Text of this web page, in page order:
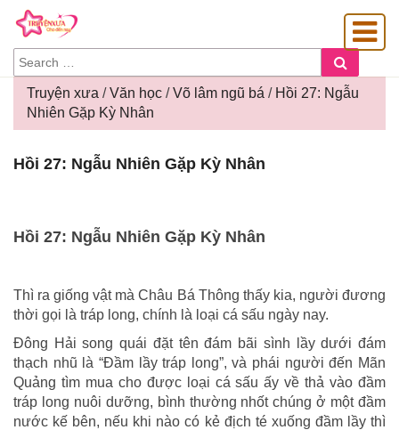
SEARCH
FOR:
Truyện xưa /Văn học /Võ lâm ngũ bá / Hồi 27: Ngẫu
Nhiên Gặp Kỳ Nhân
27:
Gặp
Kỳ
Hồi 27: Ngẫu Nhiên Gặp Kỳ Nhân
Hồi 27: Ngẫu Nhiên Gặp Kỳ Nhân
Thì ra giống vật mà Châu Bá Thông thấy kia, người đương
thời gọi là tráp long, chính là loại cá sấu ngày nay.
Đông Hải song quái đặt tên đám bãi sình lầy dưới đám
thạch nhũ là “Đầm lầy tráp long”, và phái người đến Mãn
Quảng tìm mua cho được loại cá sấu ấy về thả vào đầm
tráp long nuôi dưỡng, bình thường nhốt chúng ở một đầm
nước kế bên, nếu khi nào có kẻ địch té xuống đầm lầy thì